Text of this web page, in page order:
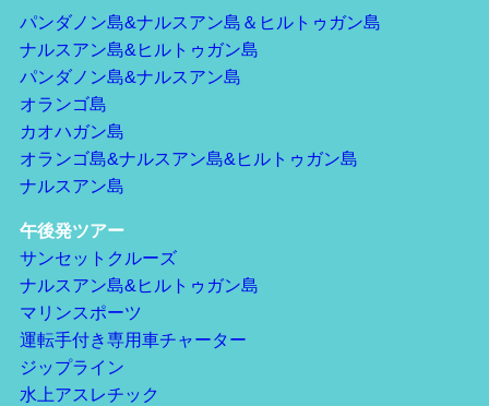
パンダノン島&ナルスアン島＆ヒルトゥガン島
ナルスアン島&ヒルトゥガン島
パンダノン島&ナルスアン島
オランゴ島
カオハガン島
オランゴ島&ナルスアン島&ヒルトゥガン島
ナルスアン島
午後発ツアー
サンセットクルーズ
ナルスアン島&ヒルトゥガン島
マリンスポーツ
運転手付き専用車チャーター
ジップライン
水上アスレチック